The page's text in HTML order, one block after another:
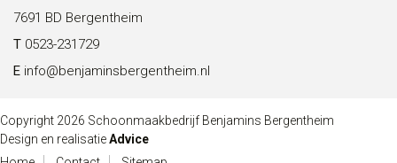
7691 BD Bergentheim
T 0523-231729
E info@benjaminsbergentheim.nl
Copyright 2026 Schoonmaakbedrijf Benjamins Bergentheim
Design en realisatieAdvice